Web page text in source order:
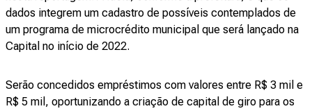
dados integrem um cadastro de possíveis contemplados de
um programa de microcrédito municipal que será lançado na
Capital no início de 2022.
Serão concedidos empréstimos com valores entre R$ 3 mil e
R$ 5 mil, oportunizando a criação de capital de giro para os